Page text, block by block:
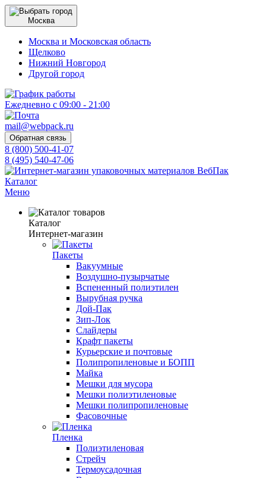
Москва
Москва и Московская область
Щелково
Нижний Новгород
Другой город
Ежедневно с 09:00 - 21:00
mail@webpack.ru
Обратная связь
8 (800) 500-41-07
8 (495) 540-47-06
Каталог
Меню
Каталог
Интернет-магазин
Пакеты
Вакуумные
Воздушно-пузырчатые
Вспененный полиэтилен
Вырубная ручка
Дой-Пак
Зип-Лок
Слайдеры
Крафт пакеты
Курьерские и почтовые
Полипропиленовые и БОПП
Майка
Мешки для мусора
Мешки полиэтиленовые
Мешки полипропиленовые
Фасовочные
Пленка
Полиэтиленовая
Стрейч
Термоусадочная